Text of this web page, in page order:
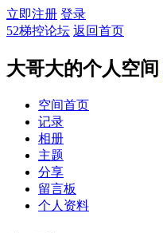
立即注册 登录
52梯控论坛 返回首页
大哥大的个人空间
空间首页
记录
相册
主题
分享
留言板
个人资料